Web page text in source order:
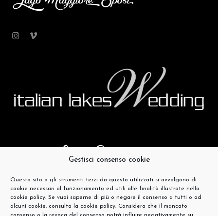
Gestisci consenso cookie
Questo sito o gli strumenti terzi da questo utilizzati si avvalgono di
cookie necessari al funzionamento ed utili alle finalità illustrate nella
cookie policy. Se vuoi saperne di più o negare il consenso a tutti o ad
alcuni cookie, consulta la cookie policy. Considera che il mancato